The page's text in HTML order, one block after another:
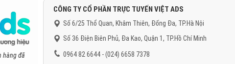
hàng đã
CÔNG TY CỔ PHẦN TRỰC TUYẾN VIỆT ADS
Số 6/25 Thổ Quan, Khâm Thiên, Đống Đa, TP.Hà Nội
Số 36 Điện Biên Phủ, Đa Kao, Quận 1, TP.Hồ Chí Minh
0964 82 6644 - (024) 6658 7378